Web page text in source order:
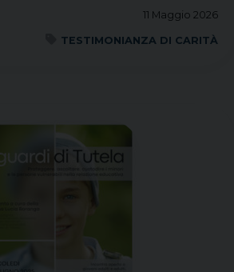
11 Maggio 2026
TESTIMONIANZA DI CARITÀ